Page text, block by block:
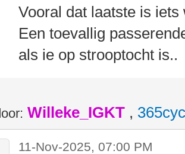
Vooral dat laatste is
Een toevallig
als ie op strooptocht is..
Willeke_IGKT ,
11-Nov-2025, 07:00 PM